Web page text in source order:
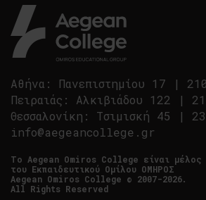
Αθήνα : Πανεπιστημίου 17 |
Πειραιάς : Αλκιβιάδου 122 |
Θεσσαλονίκη : Τσιμισκή 45 |
info@aegeancollege.gr
Tο Aegean Omiros College είναι μέλος
του Εκπαιδευτικού Ομίλου ΟΜΗΡΟΣ
Aegean Omiros College © 2007-2026.
All Rights Reserved